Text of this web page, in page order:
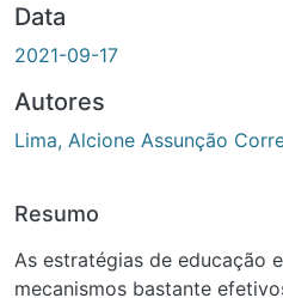
Data
2021-09-17
Autores
Lima, Alcione Assunção
Resumo
As estratégias de educação
mecanismos bastante